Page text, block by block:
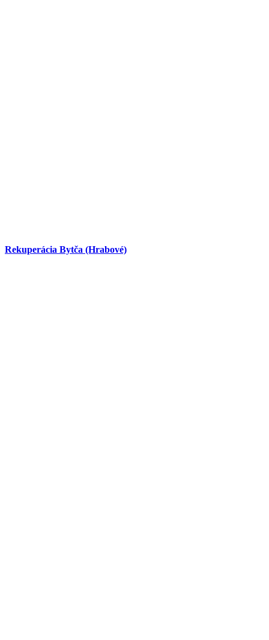
Rekuperácia Bytča (Hrabové)